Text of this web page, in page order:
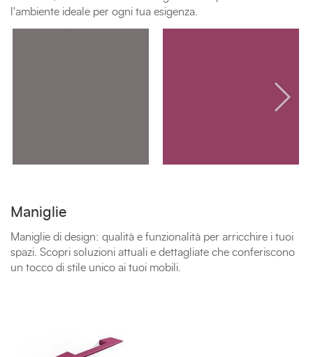
l'ambiente ideale per ogni tua esigenza.
Maniglie
Maniglie di design: qualità e funzionalità per arricchire i tuoi
spazi. Scopri soluzioni attuali e dettagliate che conferiscono
un tocco di stile unico ai tuoi mobili.